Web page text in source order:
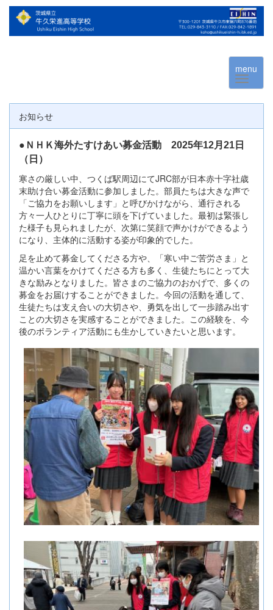
menu
お知らせ
●ＮＨＫ海外たすけあい募金活動 2025年12月21日
（日）
寒さの厳しい中、つくば駅周辺にてJRC部が日本赤十字社歳
末助け合い募金活動に参加しました。部員たちは大きな声で
「ご協力をお願いします」と呼びかけながら、通行される
方々一人ひとりに丁寧に頭を下げていました。最初は緊張し
た様子も見られましたが、次第に笑顔で声かけができるよう
になり、主体的に活動する姿が印象的でした。
足を止めて募金してくださる方や、「寒い中ご苦労さま」と
温かい言葉をかけてくださる方も多く、生徒たちにとって大
きな励みとなりました。皆さまのご協力のおかげで、多くの
募金をお届けすることができました。今回の活動を通して、
生徒たちは支え合いの大切さや、勇気を出して一歩踏み出す
ことの大切さを実感することができました。この経験を、今
後のボランティア活動にも生かしていきたいと思います。